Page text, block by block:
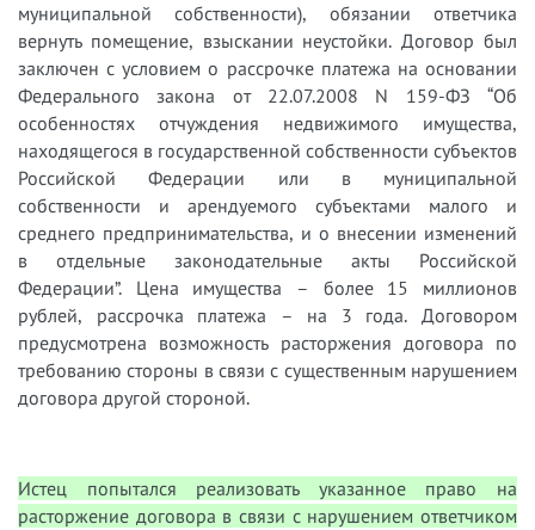
муниципальной собственности), обязании ответчика
вернуть помещение, взыскании неустойки. Договор был
заключен с условием о рассрочке платежа на основании
Федерального закона от 22.07.2008 N 159-ФЗ “Об
особенностях отчуждения недвижимого имущества,
находящегося в государственной собственности субъектов
Российской Федерации или в муниципальной
собственности и арендуемого субъектами малого и
среднего предпринимательства, и о внесении изменений
в отдельные законодательные акты Российской
Федерации”. Цена имущества – более 15 миллионов
рублей, рассрочка платежа – на 3 года. Договором
предусмотрена возможность расторжения договора по
требованию стороны в связи с существенным нарушением
договора другой стороной.
Истец попытался реализовать указанное право на
расторжение договора в связи с нарушением ответчиком